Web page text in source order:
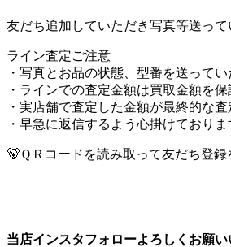
友だち追加していただき写真等送っ
ライン査定ご注意
・写真とお品の状態、型番を送って
・ラインでの査定金額は買取金額を
・実店舗で査定した金額が最終的な
・早急に返信するよう心掛けており
🐻ＱＲコードを読み取って友だち登
当店インスタフォローよろしくお願